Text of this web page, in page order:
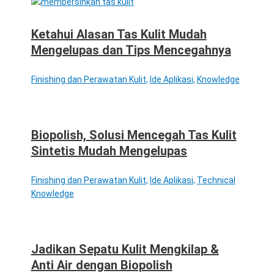
Ketahui Alasan Tas Kulit Mudah
Mengelupas dan Tips Mencegahnya
Finishing dan Perawatan Kulit, Ide Aplikasi, Knowledge
Biopolish, Solusi Mencegah Tas Kulit
Sintetis Mudah Mengelupas
Finishing dan Perawatan Kulit, Ide Aplikasi, Technical
Knowledge
Jadikan Sepatu Kulit Mengkilap &
Anti Air dengan Biopolish